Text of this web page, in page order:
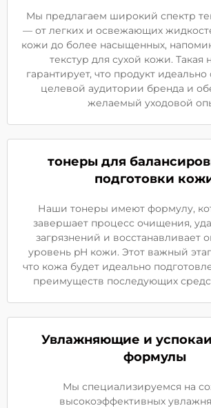
Мы предлагаем широкий спектр
— от легких и освежающих
кожи до более насыщенных,
текстур для сухой кожи. Такая
гарантирует, что продукт идеально
целевой аудитории бренда и
желаемый уходовой
тонеры для
подготовки
Наши тонеры имеют формулу,
завершает процесс очищения,
загрязнений и восстанавливает
уровень pH кожи. Этот важный
что кожа будет идеально
преимуществ последующих
Увлажняющие и
формулы
Мы специализируемся на
высокоэффективных